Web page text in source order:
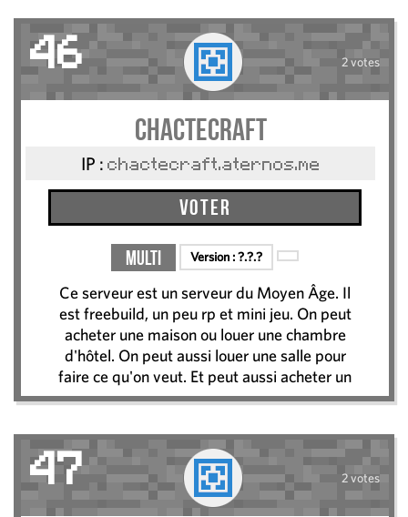
46 2 votes
chactecraft
IP : chactecraft.aternos.me
Voter
Multi Version :?.?.?
Ce serveur est un serveur du Moyen Âge. Il
est freebuild, un peu rp et mini jeu. On peut
acheter une maison ou louer une chambre
d'hôtel. On peut aussi louer une salle pour
faire ce qu'on veut. Et peut aussi acheter un
47 2 votes